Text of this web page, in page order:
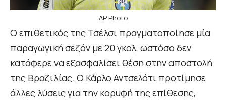
AP Photo
Ο επιθετικός της Τσέλσι πραγματοποίησε μία
παραγωγική σεζόν με 20 γκολ, ωστόσο δεν
κατάφερε να εξασφαλίσει θέση στην αποστολή
της Βραζιλίας. Ο Κάρλο Αντσελότι προτίμησε
άλλες λύσεις για την κορυφή της επίθεσης,